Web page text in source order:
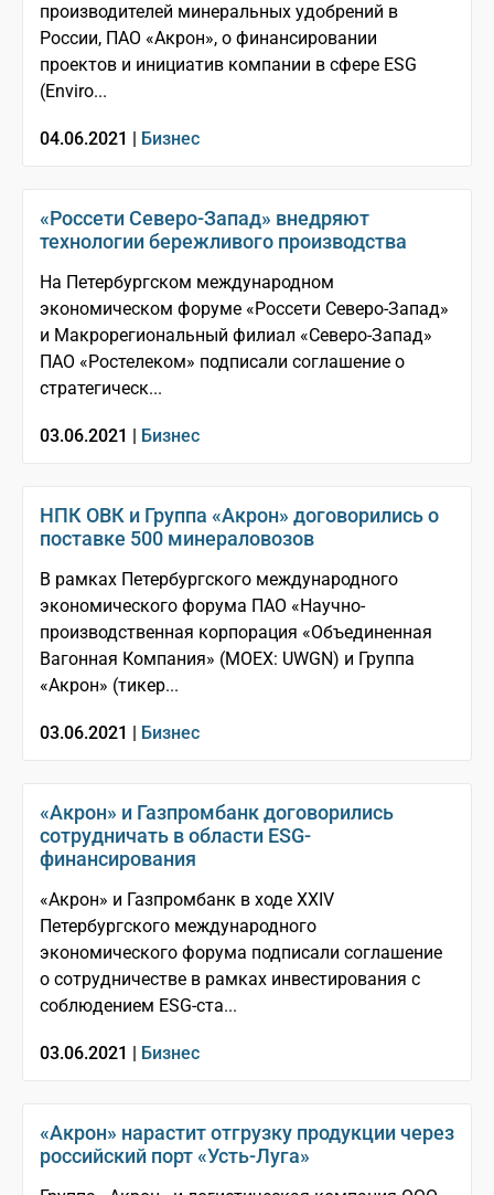
производителей минеральных удобрений в
России, ПАО «Акрон», о финансировании
проектов и инициатив компании в сфере ESG
(Enviro...
04.06.2021 | Бизнес
«Россети Северо-Запад» внедряют
технологии бережливого производства
На Петербургском международном
экономическом форуме «Россети Северо-Запад»
и Макрорегиональный филиал «Северо-Запад»
ПАО «Ростелеком» подписали соглашение о
стратегическ...
03.06.2021 | Бизнес
НПК ОВК и Группа «Акрон» договорились о
поставке 500 минераловозов
В рамках Петербургского международного
экономического форума ПАО «Научно-
производственная корпорация «Объединенная
Вагонная Компания» (MOEX: UWGN) и Группа
«Акрон» (тикер...
03.06.2021 | Бизнес
«Акрон» и Газпромбанк договорились
сотрудничать в области ESG-
финансирования
«Акрон» и Газпромбанк в ходе XXIV
Петербургского международного
экономического форума подписали соглашение
о сотрудничестве в рамках инвестирования с
соблюдением ESG-ста...
03.06.2021 | Бизнес
«Акрон» нарастит отгрузку продукции через
российский порт «Усть-Луга»